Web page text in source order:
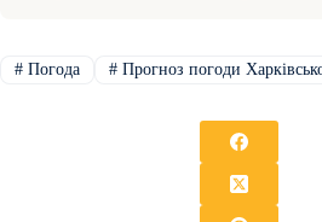
#Погода #Прогноз погоди